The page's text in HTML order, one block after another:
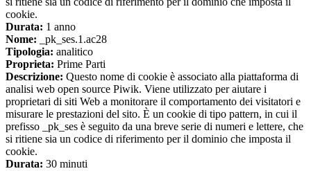
cookie.
Durata: 1 anno
Nome: _pk_ses.1.ac28
Tipologia: analitico
Proprieta: Prime Parti
Descrizione: Questo nome di cookie è associato alla piattaforma di
analisi web open source Piwik. Viene utilizzato per aiutare i
proprietari di siti Web a monitorare il comportamento dei visitatori e
misurare le prestazioni del sito. È un cookie di tipo pattern, in cui il
prefisso _pk_ses è seguito da una breve serie di numeri e lettere, che
si ritiene sia un codice di riferimento per il dominio che imposta il
cookie.
Durata: 30 minuti